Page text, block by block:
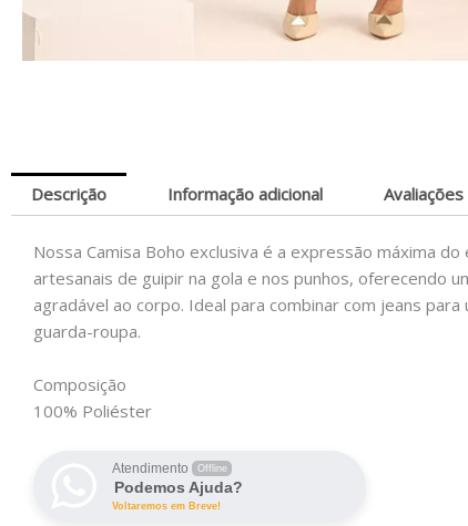
Descrição Informação adicional
Nossa Camisa Boho exclusiva é a expressão máxima
artesanais de guipir na gola e nos punhos, oferecendo
agradável ao corpo. Ideal para combinar com jeans
guarda-roupa.
Composição
100% Poliéster
Atendimento Offline
Podemos Ajuda?
Voltaremos em Breve!